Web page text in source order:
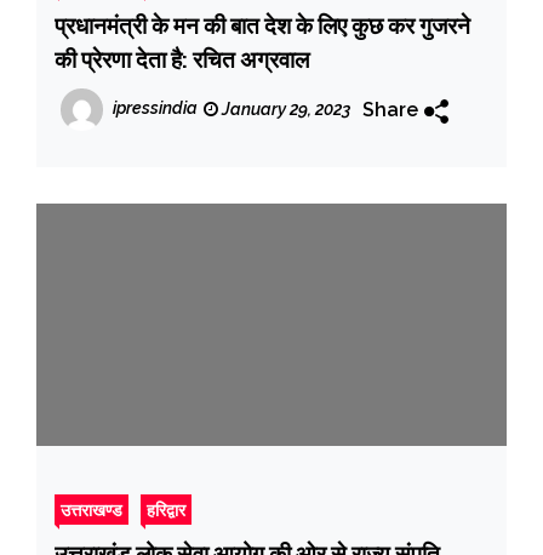
प्रधानमंत्री के मन की बात देश के लिए कुछ कर गुजरने
की प्रेरणा देता है: रचित अग्रवाल
ipressindia January 29, 2023 Share
उत्तराखण्ड हरिद्वार